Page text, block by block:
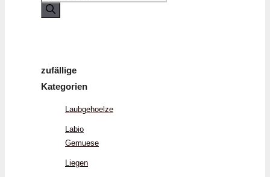
nach:
zufällige
Kategorien
Laubgehoelze
Labio
Gemuese
Liegen